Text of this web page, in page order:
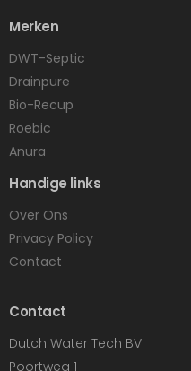
Merken
DWT-Septic
Drainpure
Bio-Recup
Roebic
Anura
Handige links
Over Ons
Privacy Policy
Contact
Contact
Dutch Water Tech BV
Poortweg 1